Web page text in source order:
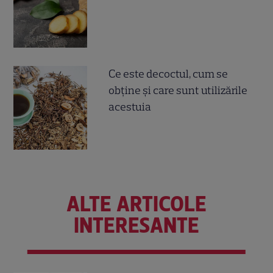
Ce este decoctul, cum se
obţine şi care sunt utilizările
acestuia
ALTE ARTICOLE
INTERESANTE